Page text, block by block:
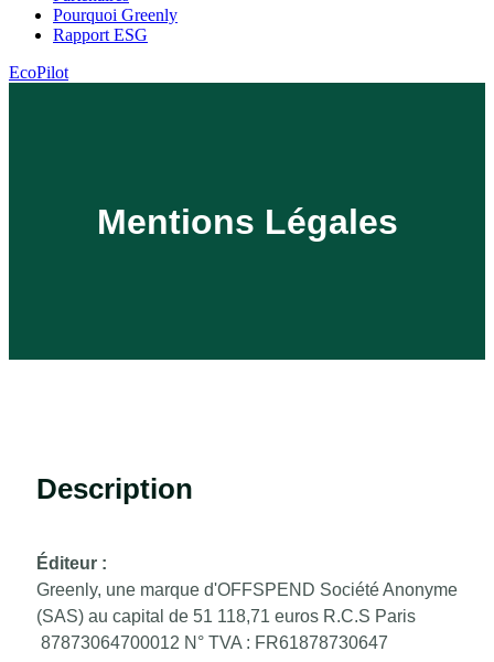
Pourquoi Greenly
Rapport ESG
EcoPilot
Mentions Légales
Description
Éditeur :
Greenly, une marque d'OFFSPEND Société Anonyme
(SAS) au capital de 51 118,71 euros R.C.S Paris
87873064700012 N° TVA : FR61878730647